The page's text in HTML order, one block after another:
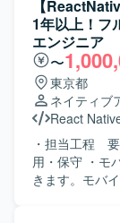
【
1年以上！フ
エンジニア
〜
東京都
ネイティブ
React
・担当工程
用・保守 ・モ
きます。モバ